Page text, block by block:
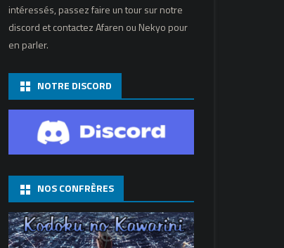
intéressés, passez faire un tour sur notre
discord et contactez Afaren ou Nekyo pour
en parler.
NOTRE DISCORD
NOS CONFRÈRES